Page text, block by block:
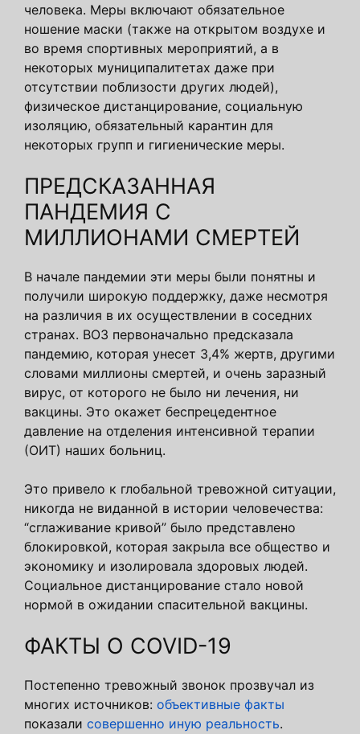
человека. Меры включают обязательное
ношение маски (также на открытом воздухе и
во время спортивных мероприятий, а в
некоторых муниципалитетах даже при
отсутствии поблизости других людей),
физическое дистанцирование, социальную
изоляцию, обязательный карантин для
некоторых групп и гигиенические меры.
ПРЕДСКАЗАННАЯ
ПАНДЕМИЯ С
МИЛЛИОНАМИ СМЕРТЕЙ
В начале пандемии эти меры были понятны и
получили широкую поддержку, даже несмотря
на различия в их осуществлении в соседних
странах. ВОЗ первоначально предсказала
пандемию, которая унесет 3,4% жертв, другими
словами миллионы смертей, и очень заразный
вирус, от которого не было ни лечения, ни
вакцины. Это окажет беспрецедентное
давление на отделения интенсивной терапии
(ОИТ) наших больниц.
Это привело к глобальной тревожной ситуации,
никогда не виданной в истории человечества:
“сглаживание кривой” было представлено
блокировкой, которая закрыла все общество и
экономику и изолировала здоровых людей.
Социальное дистанцирование стало новой
нормой в ожидании спасительной вакцины.
ФАКТЫ О COVID-19
Постепенно тревожный звонок прозвучал из
многих источников: объективные факты
показали совершенно иную реальность.